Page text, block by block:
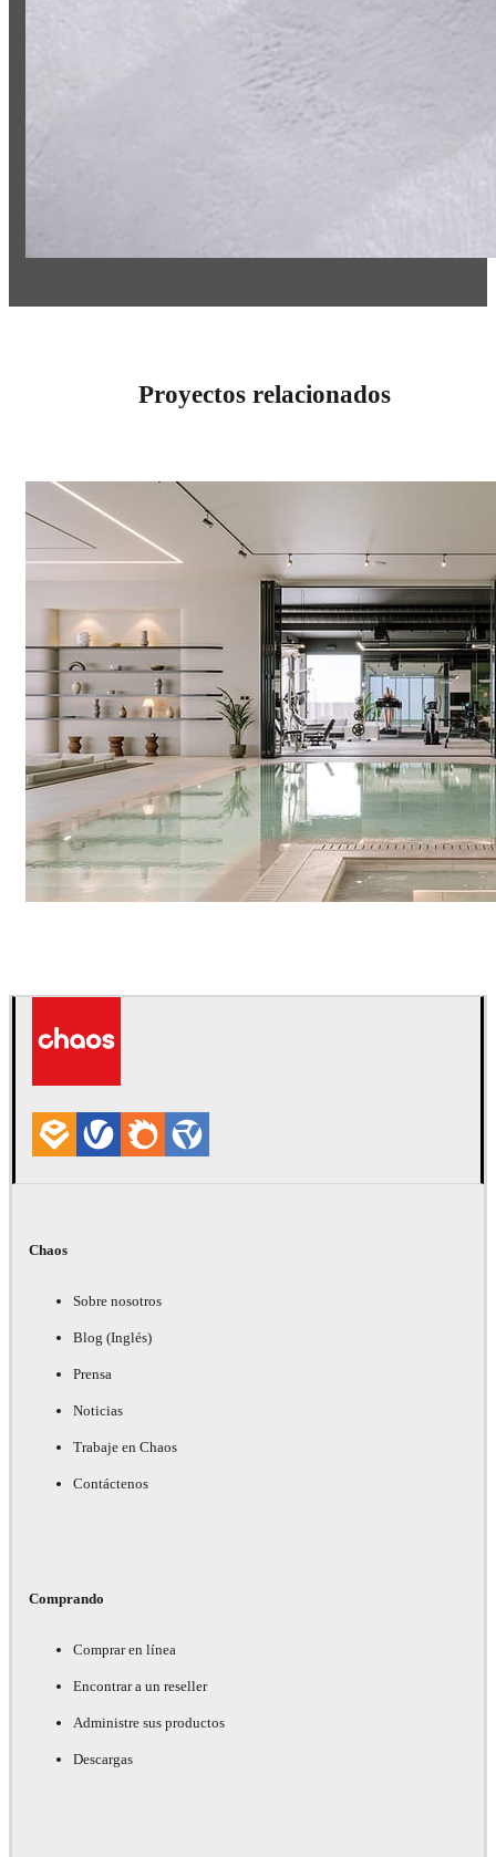
Proyectos relacionados
Chaos
Sobre nosotros
Blog (Inglés)
Prensa
Noticias
Trabaje en Chaos
Contáctenos
Comprando
Comprar en línea
Encontrar a un reseller
Administre sus productos
Descargas